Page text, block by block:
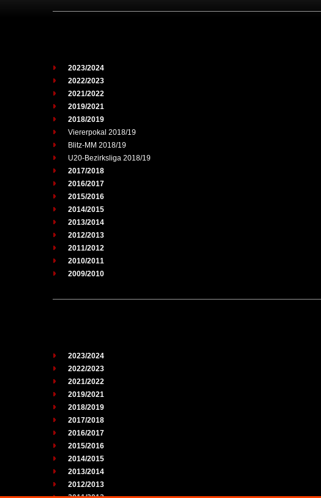
2023/2024
2022/2023
2021/2022
2019/2021
2018/2019
Viererpokal 2018/19
Blitz-MM 2018/19
U20-Bezirksliga 2018/19
2017/2018
2016/2017
2015/2016
2014/2015
2013/2014
2012/2013
2011/2012
2010/2011
2009/2010
2023/2024
2022/2023
2021/2022
2019/2021
2018/2019
2017/2018
2016/2017
2015/2016
2014/2015
2013/2014
2012/2013